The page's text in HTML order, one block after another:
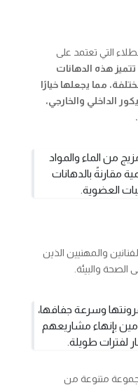
التي تعتمد على
تتميز هذه الدهانات
مما يجعلها خيارًا
الداخلي والخارجي،
من الماء والمواد
مقارنةً بالدهانات
العضوية.
والمهنيين الذين
الصحة والبيئة.
وسرعة جفافها،
بإنهاء مشاريعهم
لفترات طويلة.
متنوعة من